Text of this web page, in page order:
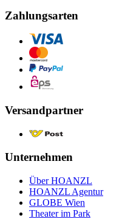
Zahlungsarten
Versandpartner
Unternehmen
Über HOANZL
HOANZL Agentur
GLOBE Wien
Theater im Park